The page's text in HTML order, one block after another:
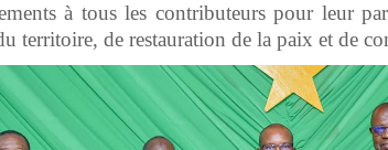
à tous les contributeurs pour leur
territoire, de restauration de la paix et de